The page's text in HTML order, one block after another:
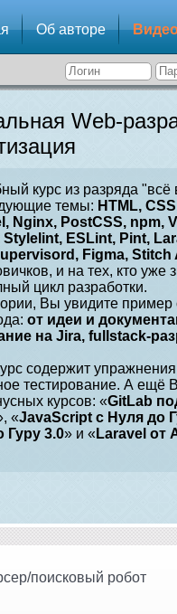
Об авторе
Web-
курс из разряда "всё
темы: HTML,
Nginx, PostCSS, npm,
Stylelint, ESLint, Pint,
Figma, Stitch
и на тех, кто уже
цикл разработки.
Вы увидите пример
от идеи и
на Jira, fullstack-
содержит
тестирование. А ещё
курсов: «GitLab
«JavaScript с Нуля до
Гуру 3.0» и « Laravel от
поисковый робот